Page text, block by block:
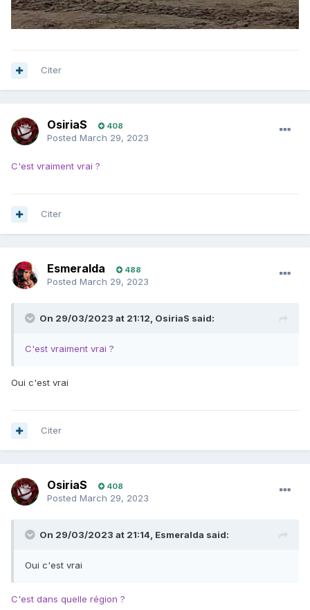
Citer
OsiriaS 408
Posted March 29, 2023
C'est vraiment vrai ?
Citer
Esmeralda 488
Posted March 29, 2023
On 29/03/2023 at 21:12, OsiriaS said:
C'est vraiment vrai ?
Oui c'est vrai
Citer
OsiriaS 408
Posted March 29, 2023
On 29/03/2023 at 21:14, Esmeralda said:
Oui c'est vrai
C'est dans quelle région ?